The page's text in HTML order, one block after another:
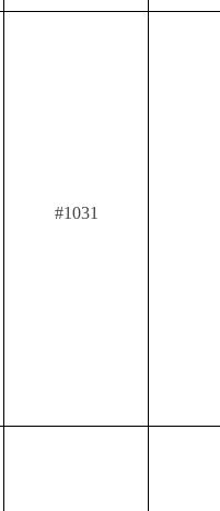
#1031